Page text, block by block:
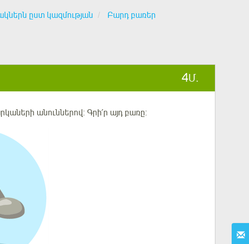
ըստ կազմության Բարդ բառեր
4Մ.
անուններով: Գրի՛ր այդ բառը: